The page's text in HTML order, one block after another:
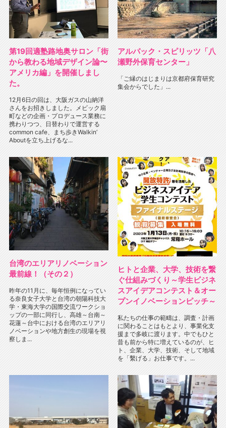
第19回適塾路地奥サロン「街
から教わる地域デザイン論〜
アメリカ編」を開催しまし
た。
12月6日の回は、大阪ガスの山納洋
さんをお招きしました。メビック扇
町などの企画・プロデュース業務に
携わりつつ、日替わりで運営する
common cafe、まち歩きWalkin’
Aboutを立ち上げるな...
アルパック・スピリッツ「八
瀬野外保育センター」
「ご縁のはじまりは京都府保育研究
集会からでした」...
台湾のエリアリノベーション
最前線！（その２）
昨年の11月に、毎年恒例になってい
る奈良女子大学と台湾の朝陽科技大
学・東海大学の国際交流ワークショ
ップの一部に同行し、高雄～台南～
花蓮～台中における台湾のエリアリ
ノベーションや地方創生の現場を視
察しま...
ヒトと企業、大学、技術を繋
ぐ仕組みづくり～学生ビジネ
スアイデアコンテスト＆オー
プンイノベーションピッチ～
私たちの仕事の範疇は、調査・計画
に関わることはもとより、事業化支
援まで多岐に渡ります。中でもひと
昔も前から特に増えているのが、ヒ
ト、企業、大学、技術、そして地域
を「繫げる」お仕事です。...